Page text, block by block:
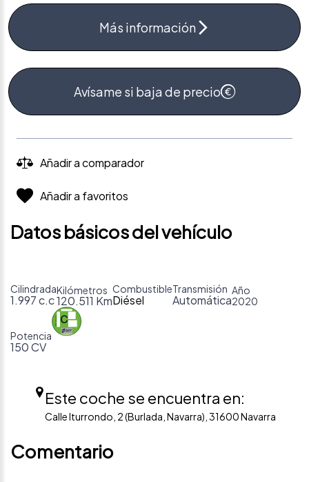
Más información
Avísame si baja de precio
Añadir a comparador
Añadir a favoritos
Datos básicos del vehículo
Cilindrada
1.997 c.c
Kilómetros
120.511 Km
Combustible
Diésel
Transmisión
Automática
Año
2020
Potencia
150 CV
Este coche se encuentra en:
Calle Iturrondo, 2 (Burlada, Navarra), 31600 Navarra
Comentario